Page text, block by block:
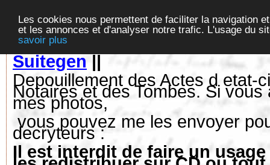
Les cookies nous permettent de faciliter la navigation
et les annonces et d'analyser notre trafic. L'usage du
savoir plus
Suitegen||
Depouillement des Actes d etat-
Notaires et des Tombes. Si
mes photos,
vous pouvez me les envoyer
decryteurs :
Il est interdit de faire un